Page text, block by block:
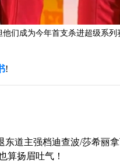
们成为今年首支杀进超级系
!
东道主强档迪查波/莎希丽
算扬眉吐气！